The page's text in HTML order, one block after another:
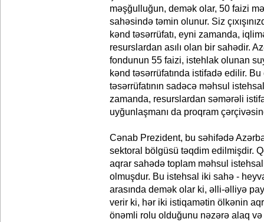
məşğulluğun, demək olar, 50 faizi
sahəsində təmin olunur. Siz
kənd təsərrüfatı, eyni zamanda,
resurslardan asılı olan bir sahədir.
fondunun 55 faizi, istehlak olunan
kənd təsərrüfatında istifadə edilir.
təsərrüfatının sadəcə məhsul
zamanda, resurslardan səmərəli
uyğunlaşmanı da proqram
Cənab Prezident, bu səhifədə
sektoral bölgüsü təqdim edilmişdir.
aqrar sahədə toplam məhsul
olmuşdur. Bu istehsal iki sahə -
arasında demək olar ki, əlli-əlliyə
verir ki, hər iki istiqamətin ölkənin
önəmli rolu olduğunu nəzərə alaq